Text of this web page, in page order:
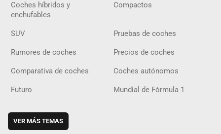
Coches híbridos y
enchufables
Compactos
SUV Pruebas de coches
Rumores de coches Precios de coches
Comparativa de coches Coches autónomos
Futuro Mundial de Fórmula 1
VER MÁS TEMAS